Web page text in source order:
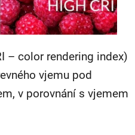
– color rendering index)
vjemu pod
v porovnání s vjemem